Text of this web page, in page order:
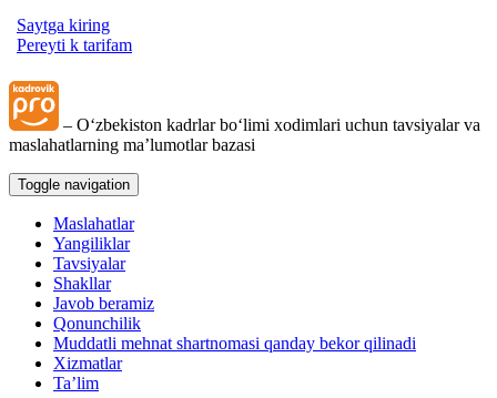
Saytga kiring
Pereyti k tarifam
– Oʻzbekiston kadrlar boʻlimi хodimlari uchun tavsiyalar va
maslahatlarning ma’lumotlar bazasi
Toggle navigation
Maslahatlar
Yangiliklar
Tavsiyalar
Shakllar
Javob beramiz
Qonunchilik
Muddatli mehnat shartnomasi qanday bekor qilinadi
Xizmatlar
Ta’lim